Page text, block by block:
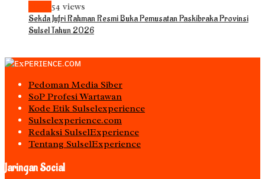
54 views
Sekda Jufri Rahman Resmi Buka Pemusatan Paskibraka Provinsi
Sulsel Tahun 2026
Pedoman Media Siber
S0P Profesi Wartawan
Kode Etik Sulselexperience
Sulselexperience.com
Redaksi SulselExperience
Tentang SulselExperience
Jaringan Social